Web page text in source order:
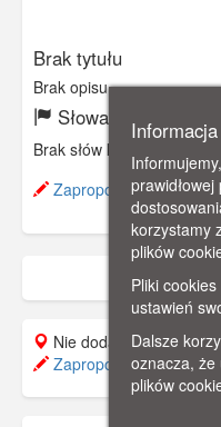
Brak tytułu
Brak opisu
Słowa kluczowe:
Brak słów kluczowych
Zaproponuj zmianę
Nie dodano do mapy.
Zaproponuj lokalizację
korzystamy
plików
Pliki
ustawień
Dalsze
oznacza, że
plików